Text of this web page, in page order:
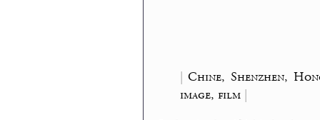
|Chine, Shenzhen,
image, film|